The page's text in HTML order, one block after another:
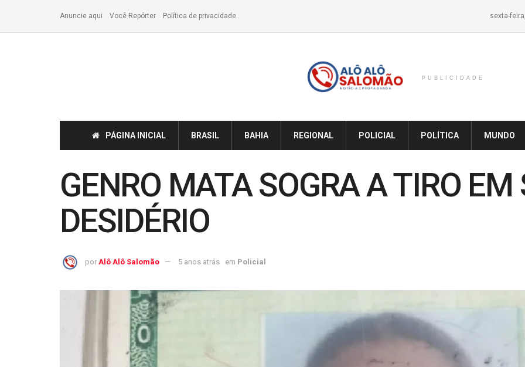
Anuncie aqui Você Repórter Política de privacidade sexta-
PUBLICIDADE
PÁGINA INICIAL BRASIL BAHIA REGIONAL POLICIAL POLÍTICA MUNDO
GENRO MATA SOGRA A TIRO EM
DESIDÉRIO
por Alô Alô Salomão 5 anos atrás em Policial